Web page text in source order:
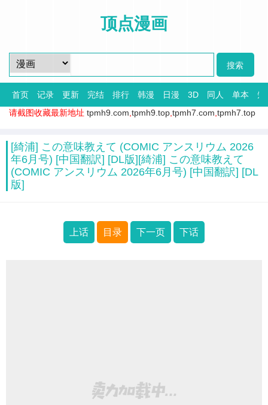
顶点漫画
首页 记录 更新 完结 排行 韩漫 日漫 3D 同人 单本
短
请截图收藏最新地址 tpmh9.com tpmh9.top tpmh7.com tpmh7.top
[綺浦] この意味教えて (COMIC アンスリウム 2026
年6月号) [中国翻訳] [DL版][綺浦] この意味教えて
(COMIC アンスリウム 2026年6月号) [中国翻訳] [DL
版]
上话 目录 下一页 下话